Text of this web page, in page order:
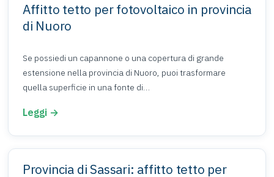
Affitto tetto per fotovoltaico in provincia
di Nuoro
Se possiedi un capannone o una copertura di grande
estensione nella provincia di Nuoro, puoi trasformare
quella superficie in una fonte di…
Leggi →
Provincia di Sassari: affitto tetto per